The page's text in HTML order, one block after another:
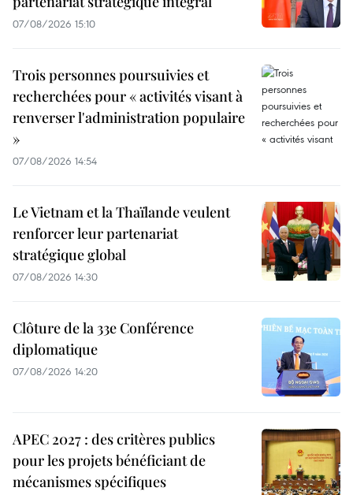
07/08/2026 15:10
Trois personnes poursuivies et
recherchées pour « activités visant à
renverser l'administration populaire
»
07/08/2026 14:54
Le Vietnam et la Thaïlande veulent
renforcer leur partenariat
stratégique global
07/08/2026 14:30
Clôture de la 33e Conférence
diplomatique
07/08/2026 14:20
APEC 2027 : des critères publics
pour les projets bénéficiant de
mécanismes spécifiques